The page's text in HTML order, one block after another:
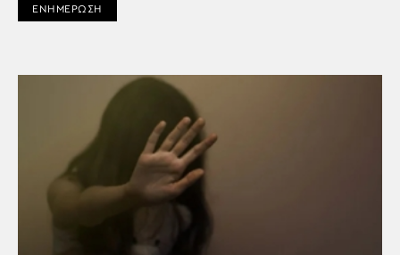
ΕΝΗΜΕΡΩΣΗ